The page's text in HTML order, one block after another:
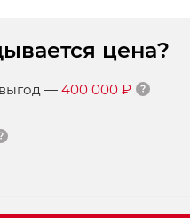
цена?
— 400 000 ₽